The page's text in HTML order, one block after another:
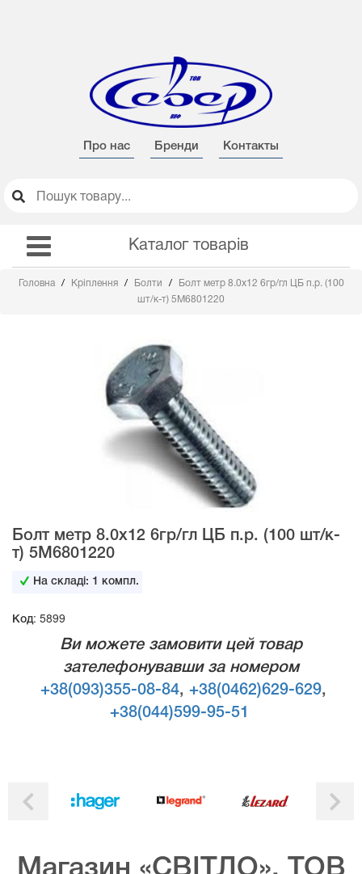
Про нас Бренди Контакты
Каталог товарів
Головна Кріплення Болти
Болт метр 8.0х12 6гр/гл ЦБ п.р. (100
шт/к-т) 5М6801220
Болт метр 8.0х12 6гр/гл ЦБ п.р. (100 шт/к-
т) 5М6801220
На складі: 1 компл.
Код: 5899
Ви можете замовити цей товар
зателефонувавши за номером
+38(093)355-08-84, +38(0462)629-629,
+38(044)599-95-51